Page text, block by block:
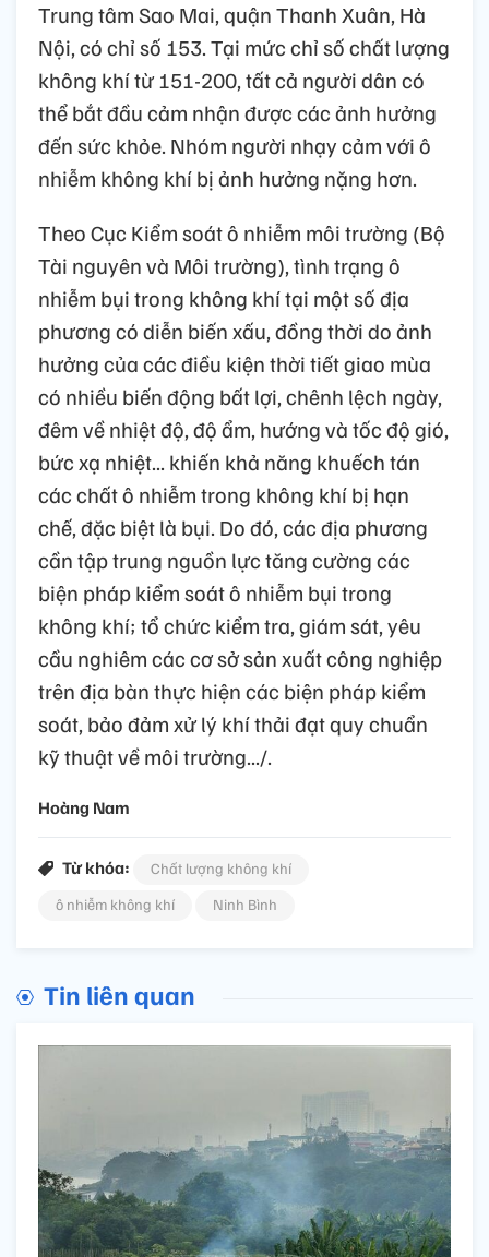
Trung tâm Sao Mai, quận Thanh Xuân, Hà
Nội, có chỉ số 153. Tại mức chỉ số chất lượng
không khí từ 151-200, tất cả người dân có
thể bắt đầu cảm nhận được các ảnh hưởng
đến sức khỏe. Nhóm người nhạy cảm với ô
nhiễm không khí bị ảnh hưởng nặng hơn.
Theo Cục Kiểm soát ô nhiễm môi trường (Bộ
Tài nguyên và Môi trường), tình trạng ô
nhiễm bụi trong không khí tại một số địa
phương có diễn biến xấu, đồng thời do ảnh
hưởng của các điều kiện thời tiết giao mùa
có nhiều biến động bất lợi, chênh lệch ngày,
đêm về nhiệt độ, độ ẩm, hướng và tốc độ gió,
bức xạ nhiệt... khiến khả năng khuếch tán
các chất ô nhiễm trong không khí bị hạn
chế, đặc biệt là bụi. Do đó, các địa phương
cần tập trung nguồn lực tăng cường các
biện pháp kiểm soát ô nhiễm bụi trong
không khí; tổ chức kiểm tra, giám sát, yêu
cầu nghiêm các cơ sở sản xuất công nghiệp
trên địa bàn thực hiện các biện pháp kiểm
soát, bảo đảm xử lý khí thải đạt quy chuẩn
kỹ thuật về môi trường.../.
Hoàng Nam
Từ khóa:
Chất lượng không khí
ô nhiễm không khí
Ninh Bình
Tin liên quan